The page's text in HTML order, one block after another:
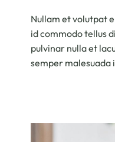
Nullam et volutpat
id commodo tellus
pulvinar nulla et
semper malesuada